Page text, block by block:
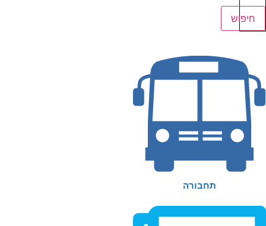
חיפוש
תחבורה